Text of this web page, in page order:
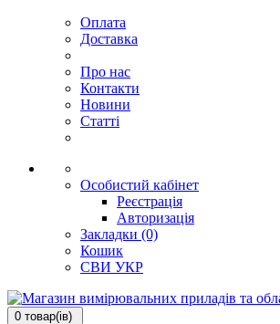
Оплата
Доставка
Про нас
Контакти
Новини
Статті
Особистий кабінет
Реєстрація
Авторизація
Закладки (0)
Кошик
СВИ УКР
0 товар(ів)